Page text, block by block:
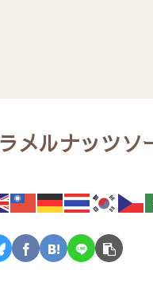
メルナッツ